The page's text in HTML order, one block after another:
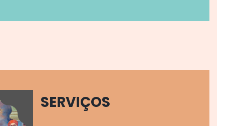
SERVIÇOS